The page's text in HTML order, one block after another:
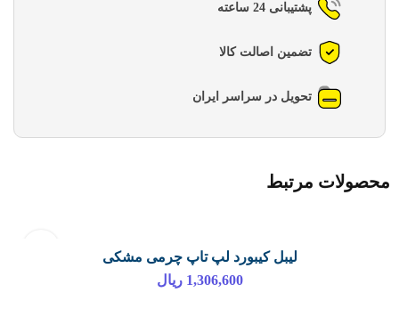
پشتیبانی 24 ساعته
تضمین اصالت کالا
تحویل در سراسر ایران
محصولات مرتبط
افزودن به سبد خرید
لیبل کیبورد لپ تاپ چرمی مشکی
1,306,600 ریال